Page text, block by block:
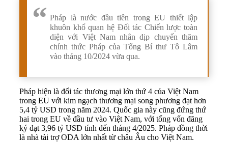
Pháp là nước đầu tiên trong EU thiết lập
khuôn khổ quan hệ Đối tác Chiến lược toàn
diện với Việt Nam nhân dịp chuyến thăm
chính thức Pháp của Tổng Bí thư Tô Lâm
vào tháng 10/2024 vừa qua.
Pháp hiện là đối tác thương mại lớn thứ 4 của Việt Nam
trong EU với kim ngạch thương mại song phương đạt hơn
5,4 tỷ USD trong năm 2024. Quốc gia này cũng đứng thứ
hai trong EU về đầu tư vào Việt Nam, với tổng vốn đăng
ký đạt 3,96 tỷ USD tính đến tháng 4/2025. Pháp đồng thời
là nhà tài trợ ODA lớn nhất từ châu Âu cho Việt Nam.